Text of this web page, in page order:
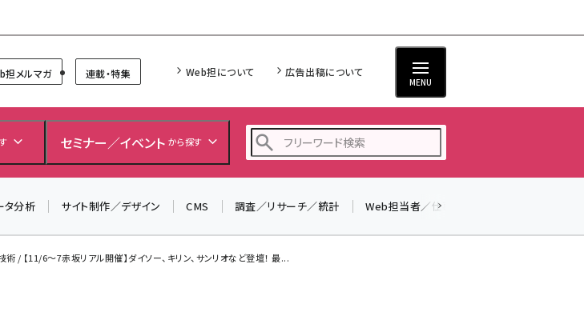
担メルマガ 連載・特集 Web担について 広告出稿について
MENU
セミナー／イベント から探す
タ分析 サイト制作／デザイン CMS 調査／リサーチ／統計 Web担当者／仕事
/ 【11/6～7赤坂リアル開催】ダイソー、キリン、サンリオなど登壇！ 最...
み受付中！ ／
等に活用するための考え方を学べ
成AI × マーケティング フォーラム
▼